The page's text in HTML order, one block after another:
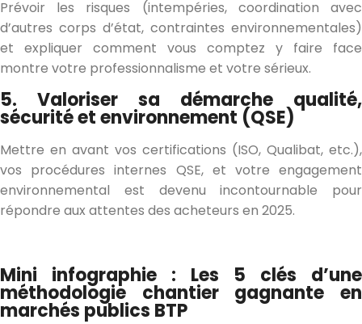
Prévoir les risques (intempéries, coordination avec
d’autres corps d’état, contraintes environnementales)
et expliquer comment vous comptez y faire face
montre votre professionnalisme et votre sérieux.
5. Valoriser sa démarche qualité,
sécurité et environnement (QSE)
Mettre en avant vos certifications (ISO, Qualibat, etc.),
vos procédures internes QSE, et votre engagement
environnemental est devenu incontournable pour
répondre aux attentes des acheteurs en 2025.
Mini infographie : Les 5 clés d’une
méthodologie chantier gagnante en
marchés publics BTP